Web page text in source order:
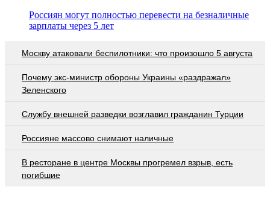
Россиян могут полностью перевести на безналичные
зарплаты через 5 лет
Москву атаковали беспилотники: что произошло 5 августа
Почему экс-министр обороны Украины «раздражал»
Зеленского
Службу внешней разведки возглавил гражданин Турции
Россияне массово снимают наличные
В ресторане в центре Москвы прогремел взрыв, есть
погибшие